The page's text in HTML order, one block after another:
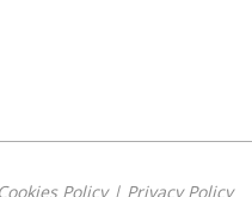
Cookies Policy| Privacy Policy